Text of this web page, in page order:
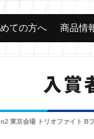
ての方へ 商品情
入賞
東京会場 トリオファイト